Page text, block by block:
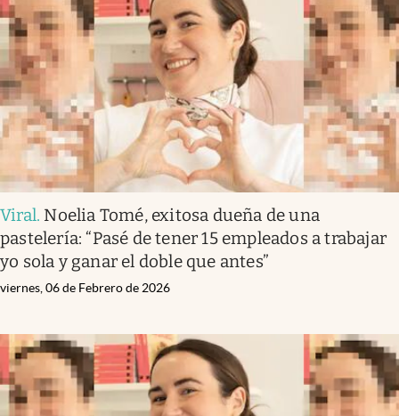
Viral. Noelia Tomé, exitosa dueña de una
pastelería: “Pasé de tener 15 empleados a trabajar
yo sola y ganar el doble que antes”
viernes, 06 de Febrero de 2026